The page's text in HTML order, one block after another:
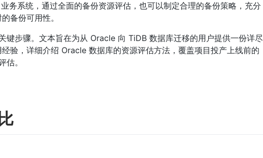
务系统，通过全面的备份资源评估，也可以制定合理的备份策略，充分
备份可用性。
键步骤。文本旨在为从 Oracle 向 TiDB 数据库迁移的用户提供一份详尽
验，详细介绍 Oracle 数据库的资源评估方法，覆盖项目投产上线前的
。